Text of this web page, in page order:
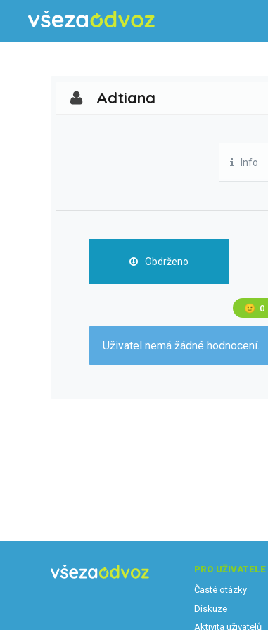
Adtiana
Info
Obdrženo
🙂 0
Uživatel nemá žádné hodnocení.
PRO UŽIVATELE
Časté otázky
Diskuze
Aktivita uživatelů